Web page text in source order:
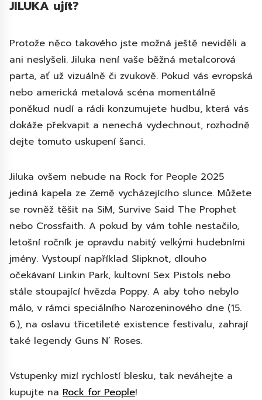
JILUKA ujít?
Protože něco takového jste možná ještě neviděli a
ani neslyšeli. Jiluka není vaše běžná metalcorová
parta, ať už vizuálně či zvukově. Pokud vás evropská
nebo americká metalová scéna momentálně
poněkud nudí a rádi konzumujete hudbu, která vás
dokáže překvapit a nenechá vydechnout, rozhodně
dejte tomuto uskupení šanci.
Jiluka ovšem nebude na Rock for People 2025
jediná kapela ze Země vycházejícího slunce. Můžete
se rovněž těšit na SiM, Survive Said The Prophet
nebo Crossfaith. A pokud by vám tohle nestačilo,
letošní ročník je opravdu nabitý velkými hudebními
jmény. Vystoupí například Slipknot, dlouho
očekávaní Linkin Park, kultovní Sex Pistols nebo
stále stoupající hvězda Poppy. A aby toho nebylo
málo, v rámci speciálního Narozeninového dne (15.
6.), na oslavu třicetileté existence festivalu, zahrají
také legendy Guns N’ Roses.
Vstupenky mizí rychlostí blesku, tak neváhejte a
kupujte na Rock for People!